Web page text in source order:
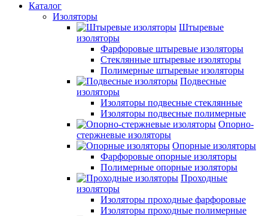
Каталог
Изоляторы
Штыревые
изоляторы
Фарфоровые штыревые изоляторы
Стеклянные штыревые изоляторы
Полимерные штыревые изоляторы
Подвесные
изоляторы
Изоляторы подвесные стеклянные
Изоляторы подвесные полимерные
Опорно-
стержневые изоляторы
Опорные изоляторы
Фарфоровые опорные изоляторы
Полимерные опорные изоляторы
Проходные
изоляторы
Изоляторы проходные фарфоровые
Изоляторы проходные полимерные